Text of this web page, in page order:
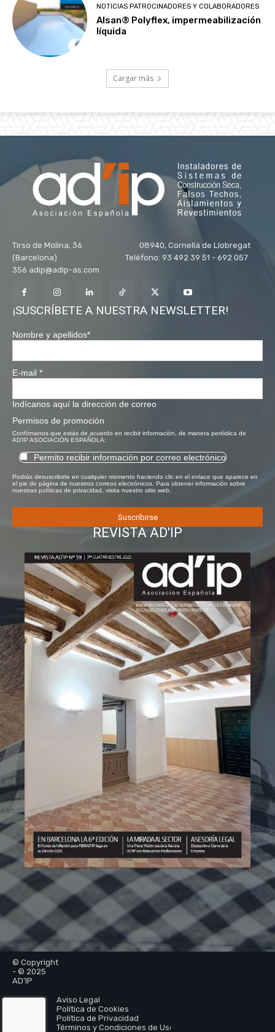
NOTICIAS PATROCINADORES Y COLABORADORES
Alsan® Polyflex, impermeabilización
líquida
Cargar más
Tirso de Molina, 36 08940, Cornellá de Llobregat
(Barcelona) Teléfono: 93 492 39 51 - 692 057
356 adip@adip-as.com
¡SUSCRÍBETE A NUESTRA NEWSLETTER!
Nombre y apellidos*
E-mail *
Indícanos aquí la dirección de correo
Permisos de promoción
Confírmanos que estás de acuerdo en recibir información, de manera periódica de
AD'IP ASOCIACIÓN ESPAÑOLA:
Permito recibir información por correo electrónico
Podrás desuscribirte en cualquier momento haciendo clic en el enlace que aparece en
el pie de página de nuestros correos electrónicos. Para obtener información sobre
nuestras políticas de privacidad, visita nuestro sitio web.
REVISTA AD'IP
© Copyright
- © 2025
AD'IP
Aviso Legal
Política de Cookies
Política de Privacidad
Términos y Condiciones de Uso